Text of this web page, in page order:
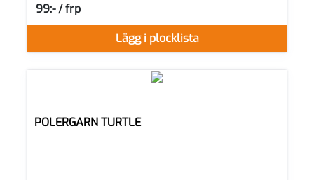
Lägg i plocklista
99:- / frp
SEK per FRP
POLERGARN TURTLE